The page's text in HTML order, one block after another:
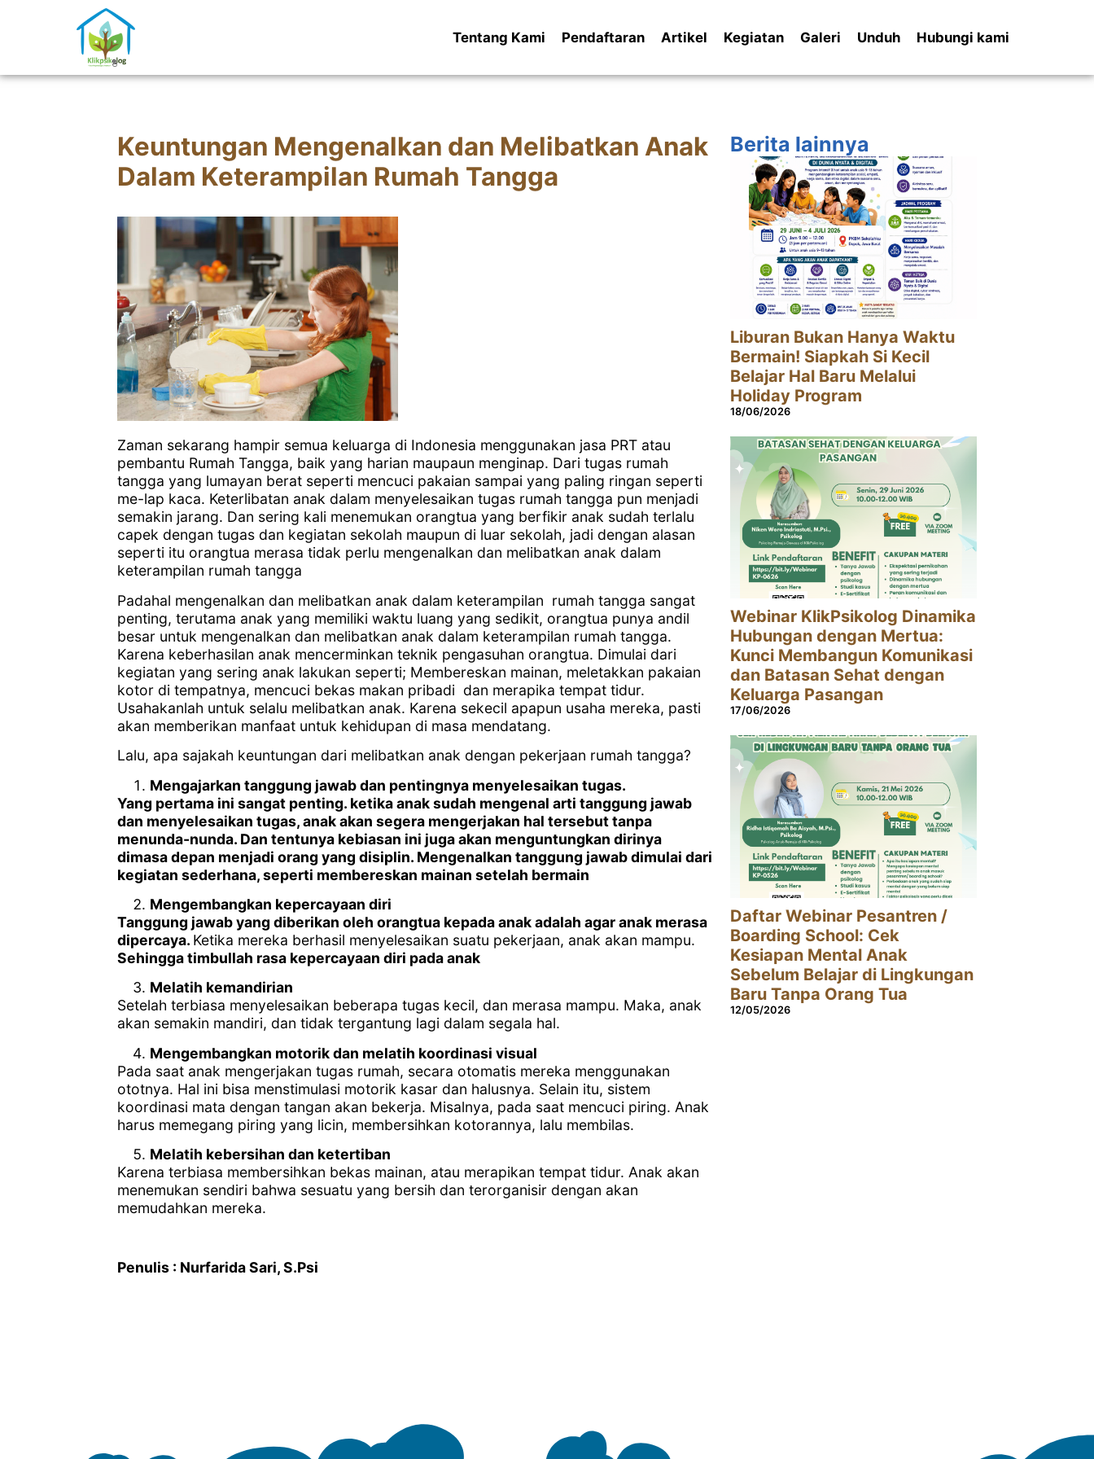
Tentang Kami Pendaftaran Artikel Kegiatan Galeri Unduh Hubungi kami
Keuntungan Mengenalkan dan Melibatkan Anak
Dalam Keterampilan Rumah Tangga
Zaman sekarang hampir semua keluarga di Indonesia menggunakan jasa PRT atau
pembantu Rumah Tangga, baik yang harian maupaun menginap. Dari tugas rumah
tangga yang lumayan berat seperti mencuci pakaian sampai yang paling ringan seperti
me-lap kaca. Keterlibatan anak dalam menyelesaikan tugas rumah tangga pun menjadi
semakin jarang. Dan sering kali menemukan orangtua yang berfikir anak sudah terlalu
capek dengan tugas dan kegiatan sekolah maupun di luar sekolah, jadi dengan alasan
seperti itu orangtua merasa tidak perlu mengenalkan dan melibatkan anak dalam
keterampilan rumah tangga
Padahal mengenalkan dan melibatkan anak dalam keterampilan rumah tangga sangat
penting, terutama anak yang memiliki waktu luang yang sedikit, orangtua punya andil
besar untuk mengenalkan dan melibatkan anak dalam keterampilan rumah tangga.
Karena keberhasilan anak mencerminkan teknik pengasuhan orangtua. Dimulai dari
kegiatan yang sering anak lakukan seperti; Membereskan mainan, meletakkan pakaian
kotor di tempatnya, mencuci bekas makan pribadi dan merapika tempat tidur.
Usahakanlah untuk selalu melibatkan anak. Karena sekecil apapun usaha mereka, pasti
akan memberikan manfaat untuk kehidupan di masa mendatang.
Lalu, apa sajakah keuntungan dari melibatkan anak dengan pekerjaan rumah tangga?
Mengajarkan tanggung jawab dan pentingnya menyelesaikan tugas.
Yang pertama ini sangat penting. ketika anak sudah mengenal arti tanggung jawab
dan menyelesaikan tugas, anak akan segera mengerjakan hal tersebut tanpa
menunda-nunda. Dan tentunya kebiasan ini juga akan menguntungkan dirinya
dimasa depan menjadi orang yang disiplin. Mengenalkan tanggung jawab dimulai dari
kegiatan sederhana, seperti membereskan mainan setelah bermain
Mengembangkan kepercayaan diri
Tanggung jawab yang diberikan oleh orangtua kepada anak adalah agar anak merasa
dipercaya. Ketika mereka berhasil menyelesaikan suatu pekerjaan, anak akan mampu.
Sehingga timbullah rasa kepercayaan diri pada anak
Melatih kemandirian
Setelah terbiasa menyelesaikan beberapa tugas kecil, dan merasa mampu. Maka, anak
akan semakin mandiri, dan tidak tergantung lagi dalam segala hal.
Mengembangkan motorik dan melatih koordinasi visual
Pada saat anak mengerjakan tugas rumah, secara otomatis mereka menggunakan
ototnya. Hal ini bisa menstimulasi motorik kasar dan halusnya. Selain itu, sistem
koordinasi mata dengan tangan akan bekerja. Misalnya, pada saat mencuci piring. Anak
harus memegang piring yang licin, membersihkan kotorannya, lalu membilas.
Melatih kebersihan dan ketertiban
Karena terbiasa membersihkan bekas mainan, atau merapikan tempat tidur. Anak akan
menemukan sendiri bahwa sesuatu yang bersih dan terorganisir dengan akan
memudahkan mereka.
Penulis : Nurfarida Sari, S.Psi
Berita lainnya
Liburan Bukan Hanya Waktu
Bermain! Siapkah Si Kecil
Belajar Hal Baru Melalui
Holiday Program
18/06/2026
Webinar KlikPsikolog Dinamika
Hubungan dengan Mertua:
Kunci Membangun Komunikasi
dan Batasan Sehat dengan
Keluarga Pasangan
17/06/2026
Daftar Webinar Pesantren /
Boarding School: Cek
Kesiapan Mental Anak
Sebelum Belajar di Lingkungan
Baru Tanpa Orang Tua
12/05/2026